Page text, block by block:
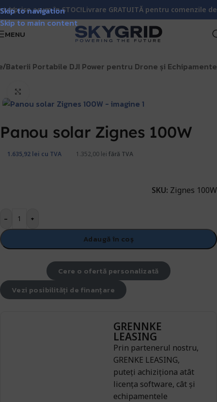
Skip to navigation
Skip to main content
acum în STOC!Livrare GRATUITĂ pentru comenzile de
MENU
/Baterii Portabile DJI Power pentru Drone și Echipamente
Panou solar Zignes 100W
1.352,00 lei fără TVA
1.635,92 lei cu TVA
SKU: Zignes 100W
-
+
Adaugă în coș
Cere o ofertă personalizată
Vezi posibilități de finanțare
GRENNKE
LEASING
Prin partenerul nostru,
GRENKE LEASING,
puteți achiziționa atât
licența software, cât și
echipamentele